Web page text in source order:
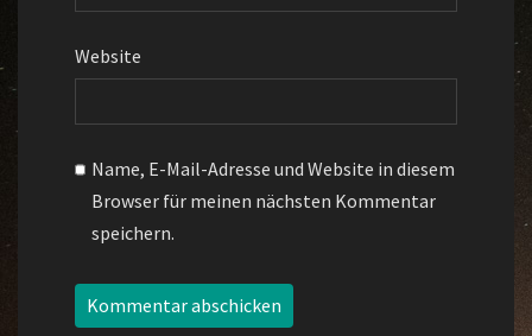
Website
Name, E-Mail-Adresse und Website in diesem
Browser für meinen nächsten Kommentar
speichern.